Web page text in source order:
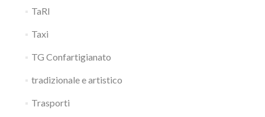
TaRI
Taxi
TG Confartigianato
tradizionale e artistico
Trasporti